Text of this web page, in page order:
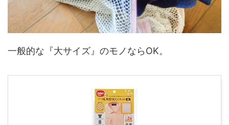
一般的な『大サイズ』のモノならOK。